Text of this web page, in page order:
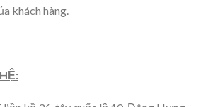
khách hàng.